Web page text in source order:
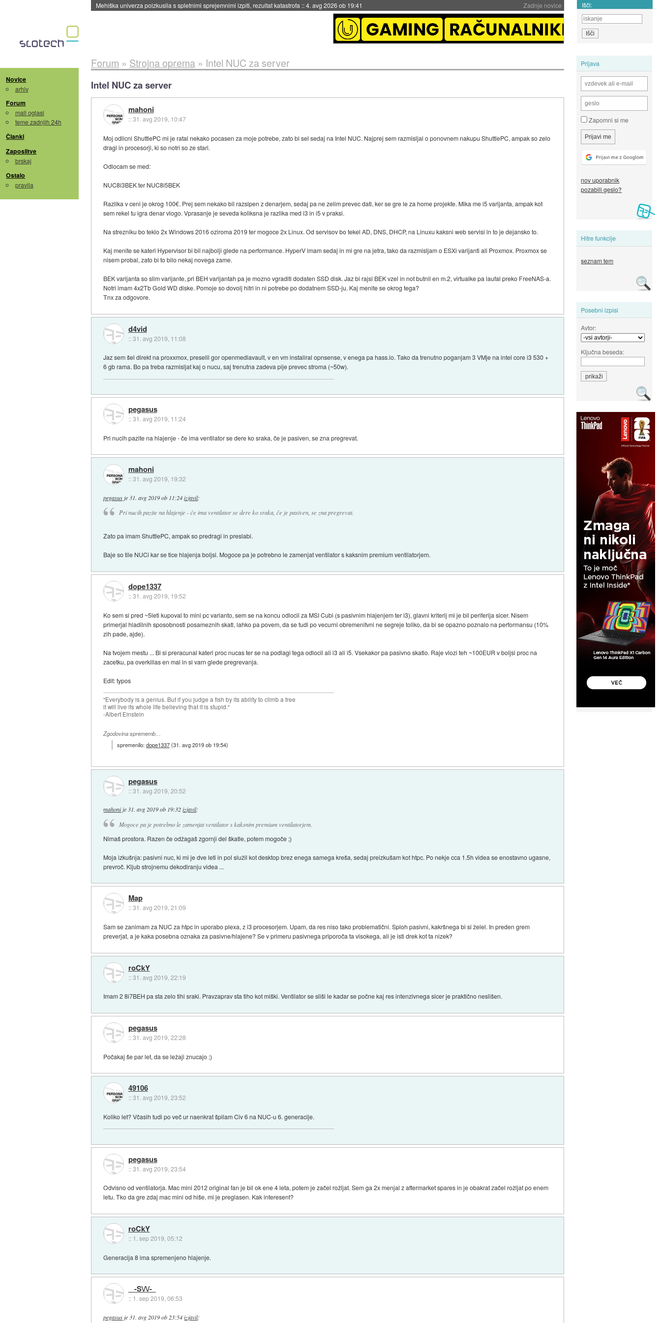
Zadnje novice
Evropska vesoljska agencija razvija svojo raketo za večkratno uporabo::4. avg 2026 ob 19:41 Išči:
Novice
arhiv
Forum
mali oglasi
teme zadnjih 24h
Članki
Zaposlitve
brskaj
Ostalo
pravila
Prijava
Zapomni si me
nov uporabnik
pozabili geslo?
Hitre funkcije
seznam tem
Posebni izpisi
Avtor:
Ključna beseda:
Forum » Strojna oprema» Intel NUC za server
Intel NUC za server
mahoni
::31. avg 2019, 10:47
Moj odlicni ShuttlePC mi je ratal nekako pocasen za moje potrebe, zato bi sel sedaj na Intel NUC. Najprej sem razmisljal o ponovnem nakupu ShuttlePC, ampak so zelo
dragi in procesorji, ki so notri so ze stari.
Odlocam se med:
NUC8i3BEK ter NUC8i5BEK
Razlika v ceni je okrog 100€. Prej sem nekako bil razsipen z denarjem, sedaj pa ne zelim prevec dati, ker se gre le za home projekte. Mika me i5 varijanta, ampak kot
sem rekel tu igra denar vlogo. Vprasanje je seveda koliksna je razlika med i3 in i5 v praksi.
Na strezniku bo teklo 2x Windows 2016 oziroma 2019 ter mogoce 2x Linux. Od servisov bo tekel AD, DNS, DHCP, na Linuxu kaksni web servisi in to je dejansko to.
Kaj menite se kateri Hypervisor bi bil najbolji glede na performance. HyperV imam sedaj in mi gre na jetra, tako da razmisljam o ESXi varijanti ali Proxmox. Proxmox se
nisem probal, zato bi to bilo nekaj novega zame.
BEK varijanta so slim varijante, pri BEH varijantah pa je mozno vgraditi dodaten SSD disk. Jaz bi rajsi BEK vzel in not butnil en m.2, virtualke pa laufal preko FreeNAS-a.
Notri imam 4x2Tb Gold WD diske. Pomoje so dovolj hitri in ni potrebe po dodatnem SSD-ju. Kaj menite se okrog tega?
Tnx za odgovore.
d4vid
::31. avg 2019, 11:08
Jaz sem šel direkt na proxxmox, preselil gor openmediavault, v en vm instaliral opnsense, v enega pa hass.io. Tako da trenutno poganjam 3 VMje na intel core i3 530 +
6 gb rama. Bo pa treba razmisljat kaj o nucu, saj trenutna zadeva pije prevec stroma (~50w).
pegasus
::31. avg 2019, 11:24
Pri nucih pazite na hlajenje - če ima ventilator se dere ko sraka, če je pasiven, se zna pregrevat.
mahoni
::31. avg 2019, 19:32
pegasus je 31. avg 2019 ob 11:24 izjavil:
Pri nucih pazite na hlajenje - če ima ventilator se dere ko sraka, če je pasiven, se zna pregrevat.
Zato pa imam ShuttlePC, ampak so predragi in preslabi.
Baje so tile NUCi kar se tice hlajenja boljsi. Mogoce pa je potrebno le zamenjat ventilator s kaksnim premium ventilatorjem.
dope1337
::31. avg 2019, 19:52
Ko sem si pred ~5leti kupoval to mini pc varianto, sem se na koncu odlocil za MSI Cubi (s pasivnim hlajenjem ter i3), glavni kriterij mi je bil periferija sicer. Nisem
primerjal hladilnih sposobnosti posameznih skatl, lahko pa povem, da se tudi po vecurni obremenitvni ne segreje toliko, da bi se opazno poznalo na performansu (10%
zih pade, ajde).
Na tvojem mestu ... Bi si preracunal kateri proc nucas ter se na podlagi tega odlocil ali i3 ali i5. Vsekakor pa pasivno skatlo. Raje vlozi teh ~100EUR v boljsi proc na
zacetku, pa overkillas en mal in si varn glede pregrevanja.
Edit: typos
"Everybody is a genius. But if you judge a fish by its ability to climb a tree
it will live its whole life believing that it is stupid."
-Albert Einstein
Zgodovina sprememb…
spremenilo:dope1337(31. avg 2019 ob 19:54)
pegasus
::31. avg 2019, 20:52
mahonije31. avg 2019 ob 19:32 izjavil:
Mogoce pa je potrebno le zamenjat ventilator s kaksnim premium ventilatorjem.
Nimaš prostora. Razen če odžagaš zgornji del škatle, potem mogoče ;)
Moja izkušnja: pasivni nuc, ki mi je dve leti in pol služil kot desktop brez enega samega kreša, sedaj preizkušam kot htpc. Po nekje cca 1.5h videa se enostavno ugasne,
prevroč. Kljub strojnemu dekodiranju videa ...
Map
::31. avg 2019, 21:09
Sam se zanimam za NUC za htpc in uporabo plexa, z i3 procesorjem. Upam, da res niso tako problematični. Sploh pasivni, kakršnega bi si želel. In preden grem
preverjat, a je kaka posebna oznaka za pasivne/hlajene? Se v primeru pasivnega priporoča ta visokega, ali je isti drek kot ta nizek?
roCkY
::31. avg 2019, 22:19
Imam 2 8i7BEH pa sta zelo tihi sraki. Pravzaprav sta tiho kot miški. Ventilator se sliši le kadar se počne kaj res intenzivnega sicer je praktično neslišen.
pegasus
::31. avg 2019, 22:28
Počakaj še par let, da se ležaji znucajo ;)
49106
::31. avg 2019, 23:52
Koliko let? Včasih tudi po več ur naenkrat špilam Civ 6 na NUC-u 6. generacije.
pegasus
::31. avg 2019, 23:54
Odvisno od ventilatorja. Mac mini 2012 original fan je bil ok ene 4 leta, potem je začel rožljat. Sem ga 2x menjal z aftermarket spares in je obakrat začel rožljat po enem
letu. Tko da gre zdaj mac mini od hiše, mi je preglasen. Kak interesent?
roCkY
:: 1. sep 2019, 05:12
Generacija 8 ima spremenjeno hlajenje.
-S\/\/-
:: 1. sep 2019, 06:53
pegasus je 31. avg 2019 ob 23:54 izjavil: